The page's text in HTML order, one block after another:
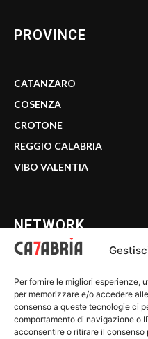
Per fornire le migliori esperienze,
per memorizzare e/o accedere
consenso a queste tecnologie ci
comportamento di navigazione o
acconsentire o ritirare il
PROVINCE
CATANZARO
COSENZA
CROTONE
REGGIO CALABRIA
VIBO VALENTIA
NETWORK
WE CALABRIA
C7 PLAY
MIX ZONE